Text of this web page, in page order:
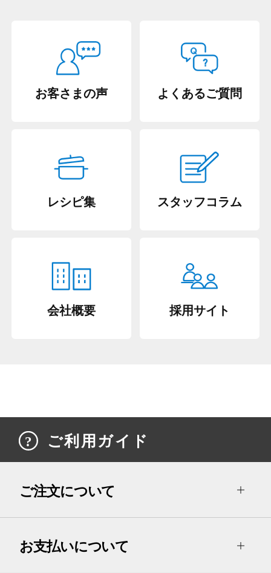
お客さまの声 よくあるご質問
レシピ集 スタッフコラム
会社概要 採用サイト
ご利用ガイド
ご注文について
お支払いについて